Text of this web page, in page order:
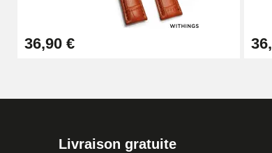
Extracteur de Bracelet de Montre
36,90 €
Livraison gratuite